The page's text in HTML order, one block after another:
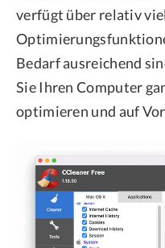
verfügt über relativ
Bedarf ausreichend
Sie Ihren Computer
optimieren und auf